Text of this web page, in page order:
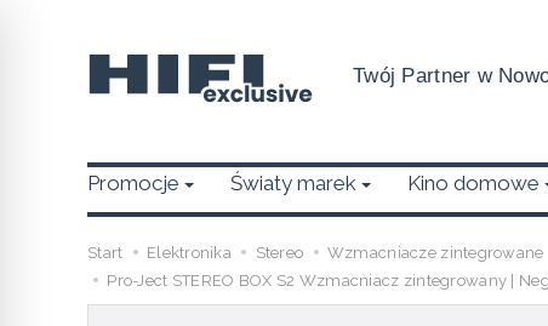
Twój Partner w
Promocje Światy marek Kino domowe
Start Elektronika Stereo
Wzmacniacze zintegrowane
Pro-Ject STEREO BOX S2 Wzmacniacz zintegrowany |